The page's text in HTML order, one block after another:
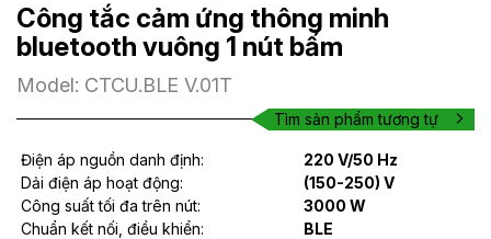
Công tắc cảm ứng thông minh
bluetooth vuông 1 nút bấm
Model: CTCU.BLE V.01T
Tìm sản phẩm tương tự
Điện áp nguồn danh định:
220 V/50 Hz
Dải điện áp hoạt động:
(150-250) V
Công suất tối đa trên nút:
3000 W
Chuẩn kết nối, điều khiển:
BLE